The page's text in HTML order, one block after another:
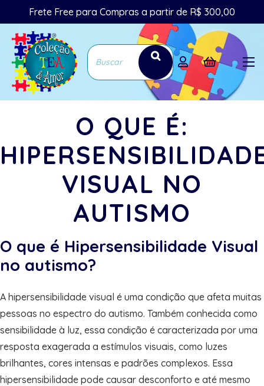
Frete Free para Compras a partir de R$ 300,00
O QUE É:
VISUAL NO
AUTISMO
O que é Hipersensibilidade Visual
no autismo?
A hipersensibilidade visual é uma condição que afeta muitas
pessoas no espectro do autismo. Também conhecida como
sensibilidade à luz, essa condição é caracterizada por uma
resposta exagerada a estímulos visuais, como luzes
brilhantes, cores intensas e padrões complexos. Essa
hipersensibilidade pode causar desconforto e até mesmo